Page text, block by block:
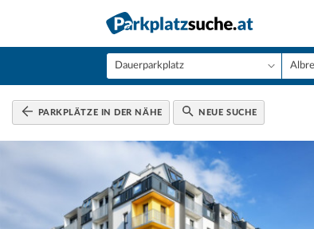
PARKPLÄTZE IN DER NÄHE NEUE SUCHE